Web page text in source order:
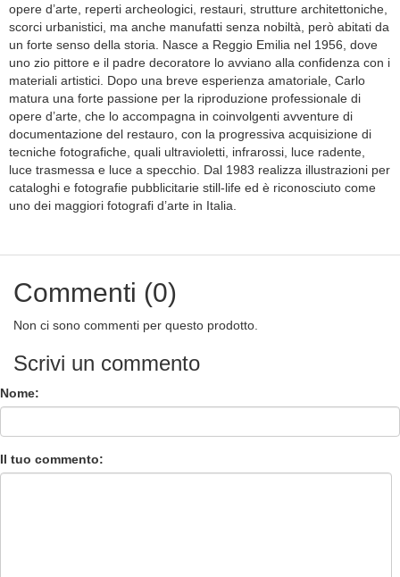
opere d’arte, reperti archeologici, restauri, strutture architettoniche,
scorci urbanistici, ma anche manufatti senza nobiltà, però abitati da
un forte senso della storia. Nasce a Reggio Emilia nel 1956, dove
uno zio pittore e il padre decoratore lo avviano alla confidenza con i
materiali artistici. Dopo una breve esperienza amatoriale, Carlo
matura una forte passione per la riproduzione professionale di
opere d’arte, che lo accompagna in coinvolgenti avventure di
documentazione del restauro, con la progressiva acquisizione di
tecniche fotografiche, quali ultravioletti, infrarossi, luce radente,
luce trasmessa e luce a specchio. Dal 1983 realizza illustrazioni per
cataloghi e fotografie pubblicitarie still-life ed è riconosciuto come
uno dei maggiori fotografi d’arte in Italia.
Commenti (0)
Non ci sono commenti per questo prodotto.
Scrivi un commento
Nome:
Il tuo commento: